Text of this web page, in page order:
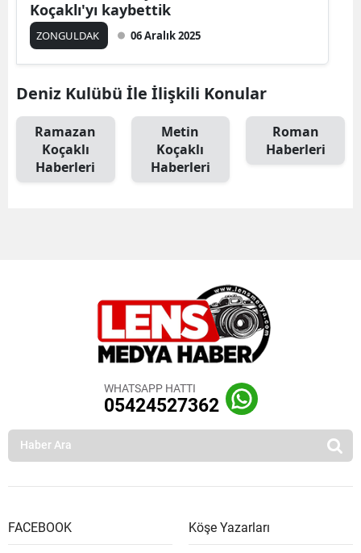
Koçaklı'yı kaybettik
ZONGULDAK 06 Aralık 2025
Deniz Kulübü İle İlişkili Konular
Ramazan
Koçaklı
Haberleri
Metin
Koçaklı
Haberleri
Roman
Haberleri
WHATSAPP HATTI
05424527362
FACEBOOK Köşe Yazarları